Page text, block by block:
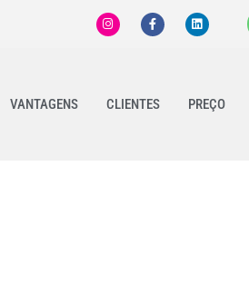
VANTAGENS CLIENTES PREÇO